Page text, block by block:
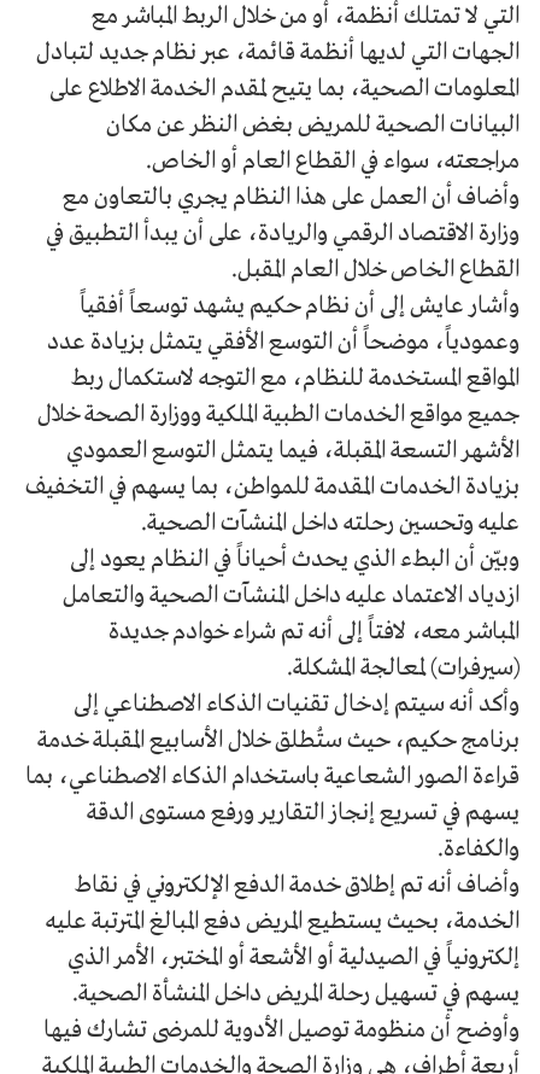
التي لا تمتلك أنظمة، أو من خلال الربط المباشر مع
الجهات التي لديها أنظمة قائمة، عبر نظام جديد لتبادل
المعلومات الصحية، بما يتيح لمقدم الخدمة الاطلاع على
البيانات الصحية للمريض بغض النظر عن مكان
مراجعته، سواء في القطاع العام أو الخاص.
وأضاف أن العمل على هذا النظام يجري بالتعاون مع
وزارة الاقتصاد الرقمي والريادة، على أن يبدأ التطبيق في
القطاع الخاص خلال العام المقبل.
وأشار عايش إلى أن نظام حكيم يشهد توسعاً أفقياً
وعمودياً، موضحاً أن التوسع الأفقي يتمثل بزيادة عدد
المواقع المستخدمة للنظام، مع التوجه لاستكمال ربط
جميع مواقع الخدمات الطبية الملكية ووزارة الصحة خلال
الأشهر التسعة المقبلة، فيما يتمثل التوسع العمودي
بزيادة الخدمات المقدمة للمواطن، بما يسهم في التخفيف
عليه وتحسين رحلته داخل المنشآت الصحية.
وبيّن أن البطء الذي يحدث أحياناً في النظام يعود إلى
ازدياد الاعتماد عليه داخل المنشآت الصحية والتعامل
المباشر معه، لافتاً إلى أنه تم شراء خوادم جديدة
(سيرفرات) لمعالجة المشكلة.
وأكد أنه سيتم إدخال تقنيات الذكاء الاصطناعي إلى
برنامج حكيم، حيث ستُطلق خلال الأسابيع المقبلة خدمة
قراءة الصور الشعاعية باستخدام الذكاء الاصطناعي، بما
يسهم في تسريع إنجاز التقارير ورفع مستوى الدقة
والكفاءة.
وأضاف أنه تم إطلاق خدمة الدفع الإلكتروني في نقاط
الخدمة، بحيث يستطيع المريض دفع المبالغ المترتبة عليه
إلكترونياً في الصيدلية أو الأشعة أو المختبر، الأمر الذي
يسهم في تسهيل رحلة المريض داخل المنشأة الصحية.
وأوضح أن منظومة توصيل الأدوية للمرضى تشارك فيها
أربعة أطراف، هي وزارة الصحة والخدمات الطبية الملكية